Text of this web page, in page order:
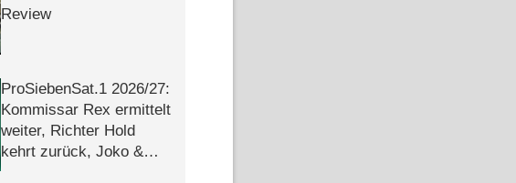
Review
ProSiebenSat.1 2026/​27:
Kommissar Rex ermittelt
weiter, Richter Hold
kehrt zurück, Joko &